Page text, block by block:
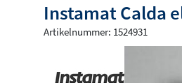
Instamat Calda
Artikelnummer: 1524931